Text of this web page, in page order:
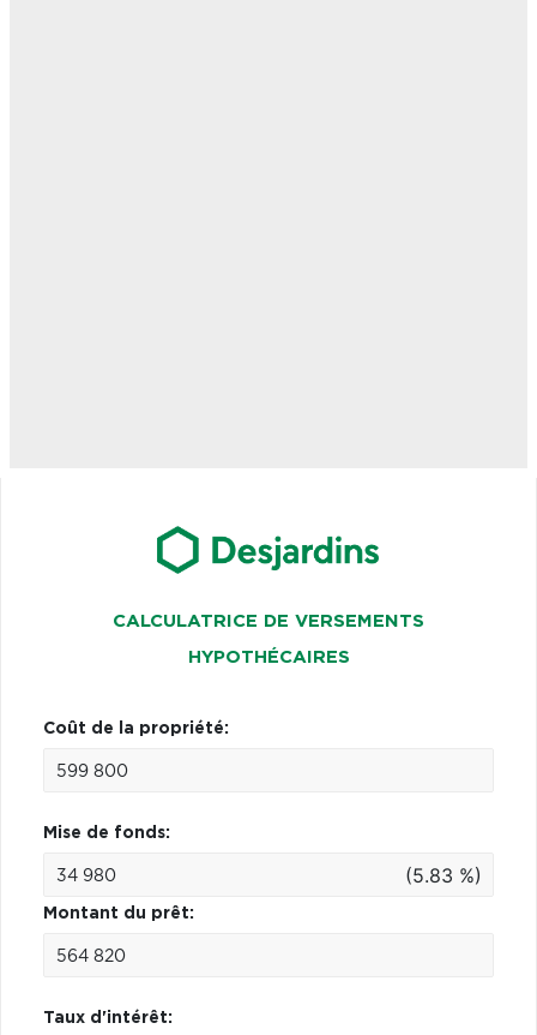
CALCULATRICE DE VERSEMENTS
HYPOTHÉCAIRES
Coût de la propriété:
Mise de fonds:
(5.83 %)
Montant du prêt:
Taux d'intérêt: